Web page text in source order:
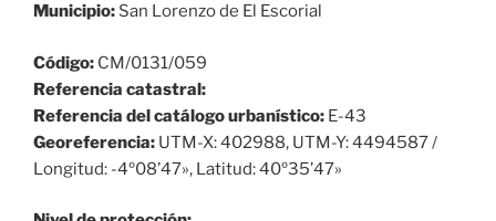
Municipio: San Lorenzo de El Escorial
Código: CM/0131/059
Referencia catastral:
Referencia del catálogo urbanístico: E-43
Georeferencia: UTM-X: 402988, UTM-Y: 4494587 /
Longitud: -4º08’47», Latitud: 40º35’47»